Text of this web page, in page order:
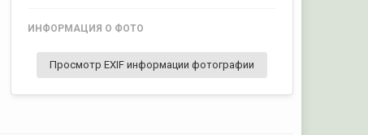
ИНФОРМАЦИЯ О ФОТО
Просмотр EXIF информации фотографии